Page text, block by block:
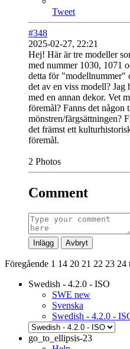
Tweet
#348
2025-02-27, 22:21
Hej! Här är tre modeller
med nummer 1030, 1071
detta för "modellnummer"
det av en viss modell?
med en annan dekor. Vet
föremål? Fanns det någon
mönstren/färgsättningen?
det främst ett
föremål.
2 Photos
Comment
Inlägg Avbryt
Föregående 1 14 20 21 22 23 24
Swedish - 4.2.0 - ISO
SWE new
Svenska
Swedish - 4.2.0 -
go_to_ellipsis-23